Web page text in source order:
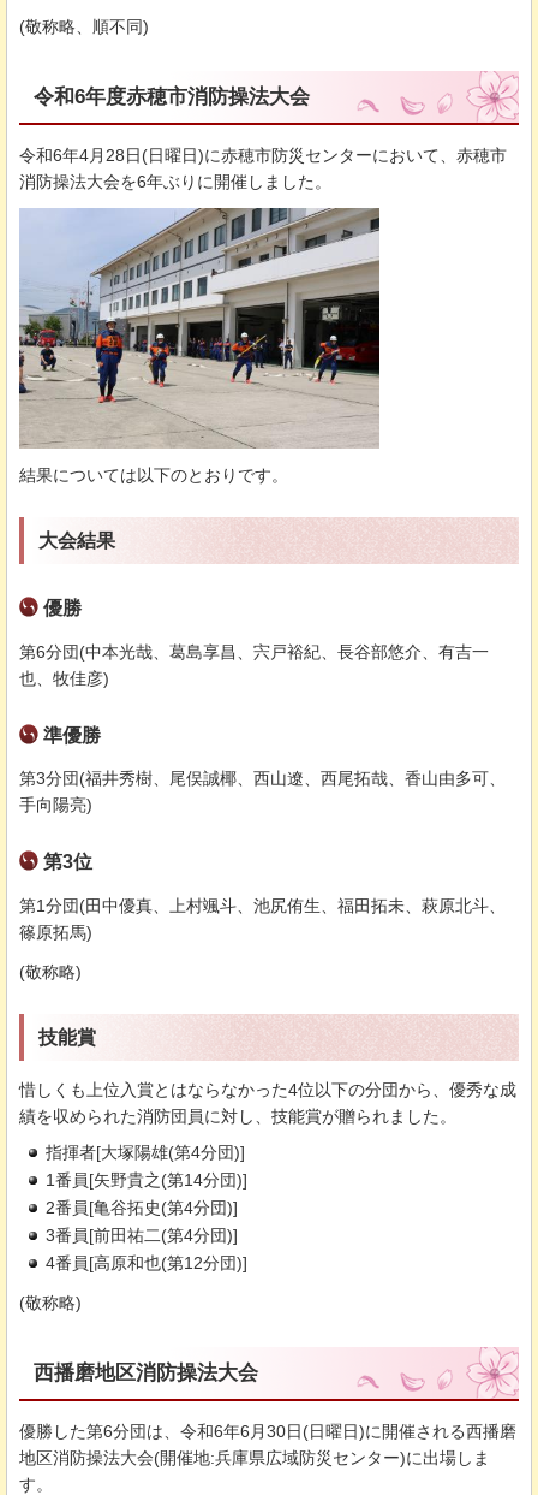
(敬称略、順不同)
令和6年度赤穂市消防操法大会
令和6年4月28日(日曜日)に赤穂市防災センターにおいて、赤穂市
消防操法大会を6年ぶりに開催しました。
結果については以下のとおりです。
大会結果
優勝
第6分団(中本光哉、葛島享昌、宍戸裕紀、長谷部悠介、有吉一
也、牧佳彦)
準優勝
第3分団(福井秀樹、尾俣誠椰、西山遼、西尾拓哉、香山由多可、
手向陽亮)
第3位
第1分団(田中優真、上村颯斗、池尻侑生、福田拓未、萩原北斗、
篠原拓馬)
(敬称略)
技能賞
惜しくも上位入賞とはならなかった4位以下の分団から、優秀な成
績を収められた消防団員に対し、技能賞が贈られました。
指揮者[大塚陽雄(第4分団)]
1番員[矢野貴之(第14分団)]
2番員[亀谷拓史(第4分団)]
3番員[前田祐二(第4分団)]
4番員[高原和也(第12分団)]
(敬称略)
西播磨地区消防操法大会
優勝した第6分団は、令和6年6月30日(日曜日)に開催される西播磨
地区消防操法大会(開催地:兵庫県広域防災センター)に出場しま
す。